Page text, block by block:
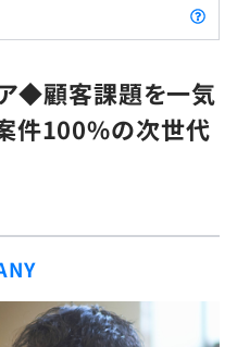
◆顧客課題を一気
件100%の次世代